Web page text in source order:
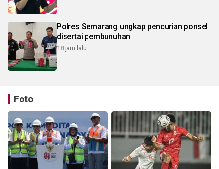
Polres Semarang ungkap pencurian ponsel
disertai pembunuhan
18 jam lalu
Foto